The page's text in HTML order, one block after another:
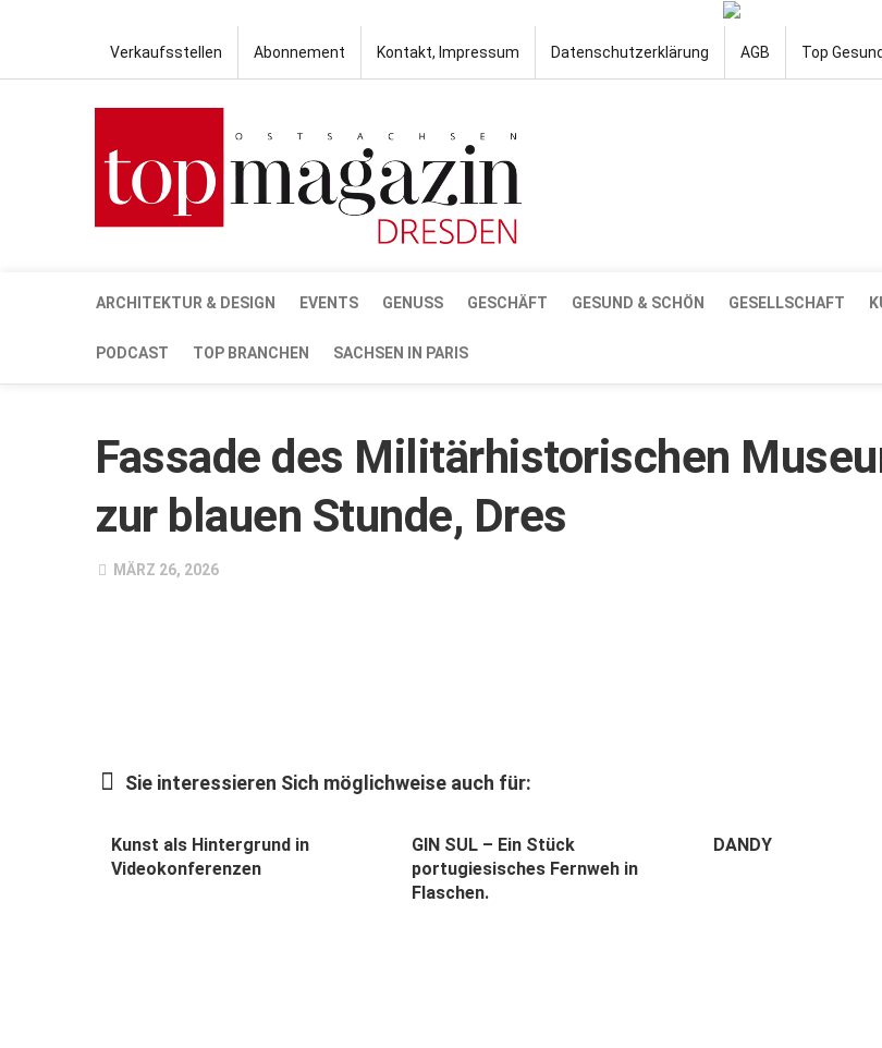
Verkaufsstellen Abonnement Kontakt, Impressum Datenschutzerklärung AGB Top
ARCHITEKTUR & DESIGN EVENTS GENUSS GESCHÄFT GESUND & SCHÖN GESELLSCHAFT
PODCAST TOP BRANCHEN SACHSEN IN PARIS
Fassade des Militärhistorischen
zur blauen Stunde, Dres
MÄRZ 26, 2026
Sie interessieren Sich möglichweise auch für:
Kunst als Hintergrund in
Videokonferenzen
GIN SUL – Ein Stück
portugiesisches Fernweh in
Flaschen.
DANDY